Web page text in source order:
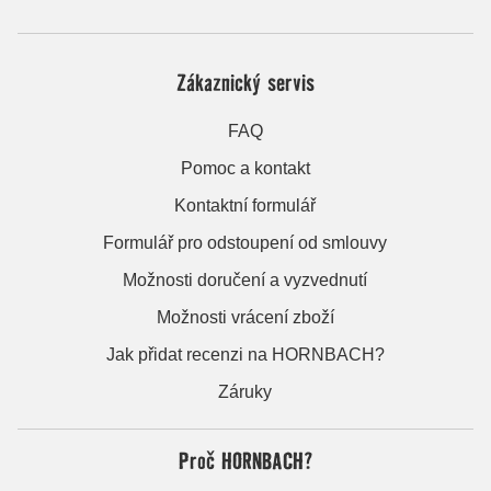
Zákaznický servis
FAQ
Pomoc a kontakt
Kontaktní formulář
Formulář pro odstoupení od smlouvy
Možnosti doručení a vyzvednutí
Možnosti vrácení zboží
Jak přidat recenzi na HORNBACH?
Záruky
Proč HORNBACH?